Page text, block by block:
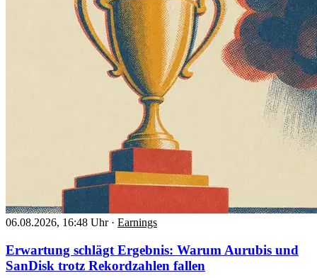
06.08.2026, 16:48 Uhr · Earnings
Erwartung schlägt Ergebnis: Warum Aurubis und
SanDisk trotz Rekordzahlen fallen